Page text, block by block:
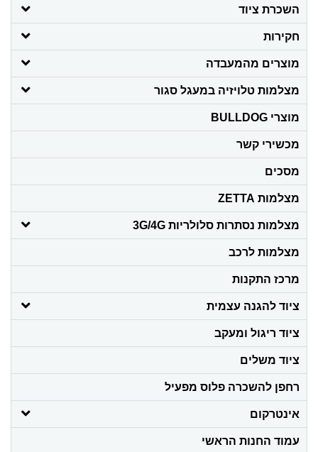
השכרת ציוד
חקירות
מוצרים מהמעבדה
מצלמות טלויזיה במעגל סגור
מוצרי BULLDOG
מכשירי קשר
מסכים
מצלמות ZETTA
מצלמות נסתרות סלולריות 3G/4G
מצלמות לרכב
מרכז התקנות
ציוד להגנה עצמית
ציוד ריגול ומעקב
ציוד משלים
רחפן להשכרה פלוס מפעיל
אינטרקום
עמוד החנות הראשי